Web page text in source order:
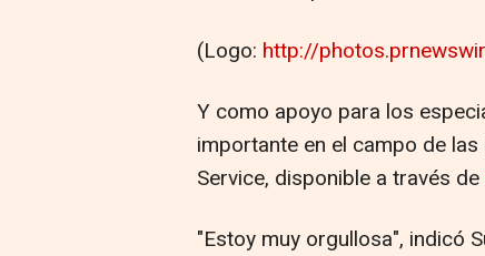
(Logo: http://
Y como apoyo para los
importante en el campo de
Service, disponible a través de
"Estoy muy orgullosa", indicó